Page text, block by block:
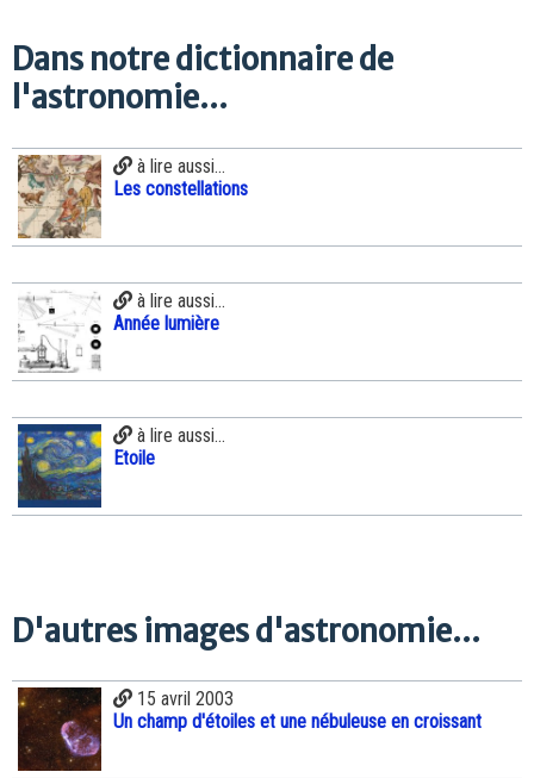
Dans notre dictionnaire de
l'astronomie...
à lire aussi...
Les constellations
à lire aussi...
Année lumière
à lire aussi...
Etoile
D'autres images d'astronomie...
15 avril 2003
Un champ d'étoiles et une nébuleuse en croissant